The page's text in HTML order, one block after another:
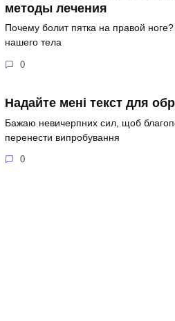
методы лечения
Почему болит пятка на правой ноге?
нашего тела
0
Надайте мені текст для
Бажаю невичерпних сил, щоб
перенести випробування
0